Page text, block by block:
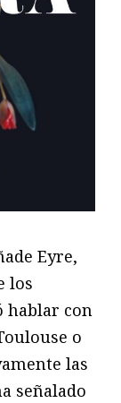
Eyre,
los
hablar con
o
las
señalado